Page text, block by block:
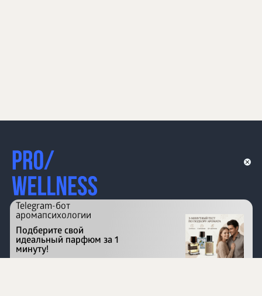
Перейти на сайт
Telegram-бот
аромапсихологии
Подберите свой
идеальный парфюм за 1
минуту!